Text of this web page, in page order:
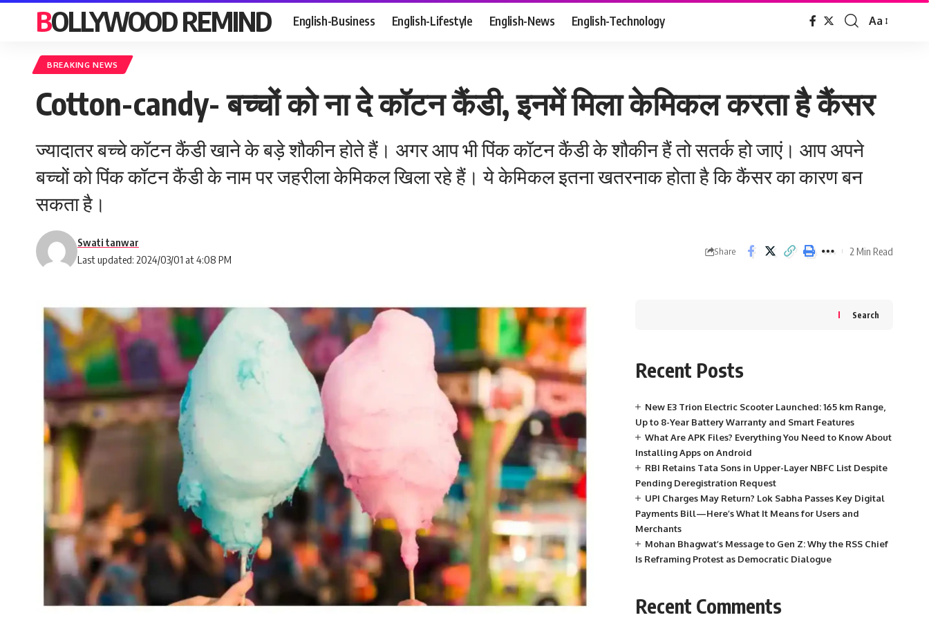
BOLLYWOOD REMIND English-Business English-Lifestyle English-News English-Technology
Font
Aa
BREAKING NEWS
Cotton-candy- बच्‍चों को ना दे कॉटन कैंडी, इनमें मिला केमिकल करता है कैंसर
ज्‍यादातर बच्‍चे कॉटन कैंडी खाने के बड़े शौकीन होते हैं। अगर आप भी पिंक कॉटन कैंडी के शौकीन हैं तो सतर्क हो जाएं। आप अपने
बच्‍चों को पिंक कॉटन कैंडी के नाम पर जहरीला केमिकल खिला रहे हैं। ये केमिकल इतना खतरनाक होता है कि कैंसर का कारण बन
सकता है।
Last updated: 2024/03/01 at 4:08 PM
Swati tanwar
Share 2 Min Read
Search
Recent Posts
New E3 Trion Electric Scooter Launched: 165 km Range,
Up to 8-Year Battery Warranty and Smart Features
What Are APK Files? Everything You Need to Know About
Installing Apps on Android
RBI Retains Tata Sons in Upper-Layer NBFC List Despite
Pending Deregistration Request
UPI Charges May Return? Lok Sabha Passes Key Digital
Payments Bill—Here’s What It Means for Users and
Merchants
Mohan Bhagwat’s Message to Gen Z: Why the RSS Chief
Is Reframing Protest as Democratic Dialogue
Recent Comments